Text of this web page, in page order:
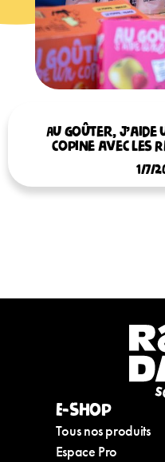
Au goûter, j’aide
copine avec les
1/7/
E-shop
Tous nos produits
Espace Pro